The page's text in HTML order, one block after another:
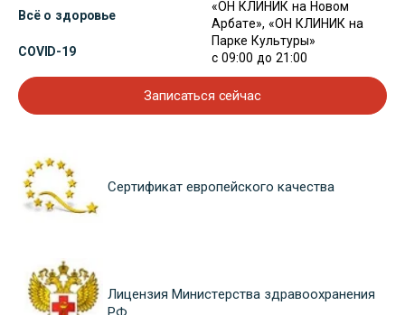
Всё о здоровье
COVID-19
«ОН КЛИНИК на Новом
Арбате», «ОН КЛИНИК на
Парке Культуры»
с 09:00 до 21:00
Записаться сейчас
Сертификат европейского качества
Лицензия Министерства здравоохранения